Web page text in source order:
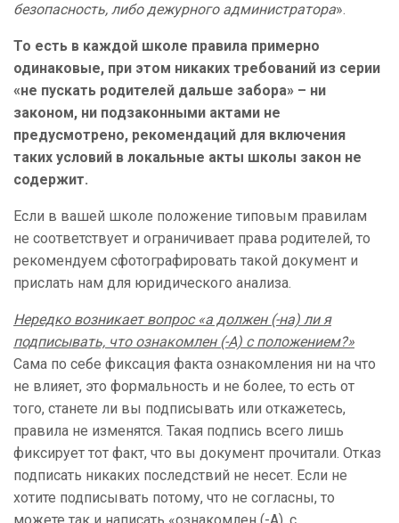
безопасность, либо дежурного администратора».
То есть в каждой школе правила примерно
одинаковые, при этом никаких требований из серии
«не пускать родителей дальше забора» – ни
законом, ни подзаконными актами не
предусмотрено, рекомендаций для включения
таких условий в локальные акты школы закон не
содержит.
Если в вашей школе положение типовым правилам
не соответствует и ограничивает права родителей, то
рекомендуем сфотографировать такой документ и
прислать нам для юридического анализа.
Нередко возникает вопрос «а должен (-на) ли я
подписывать, что ознакомлен (-А) с положением?»
Сама по себе фиксация факта ознакомления ни на что
не влияет, это формальность и не более, то есть от
того, станете ли вы подписывать или откажетесь,
правила не изменятся. Такая подпись всего лишь
фиксирует тот факт, что вы документ прочитали. Отказ
подписать никаких последствий не несет. Если не
хотите подписывать потому, что не согласны, то